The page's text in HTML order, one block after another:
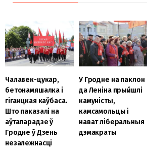
Чалавек-цукар,
бетонамяшалка і
гіганцкая каўбаса.
Што паказалі на
аўтапарадзе ў
Гродне ў Дзень
незалежнасці
У Гродне на паклон
да Леніна прыйшлі
камуністы,
камсамольцы і
нават ліберальныя
дэмакраты